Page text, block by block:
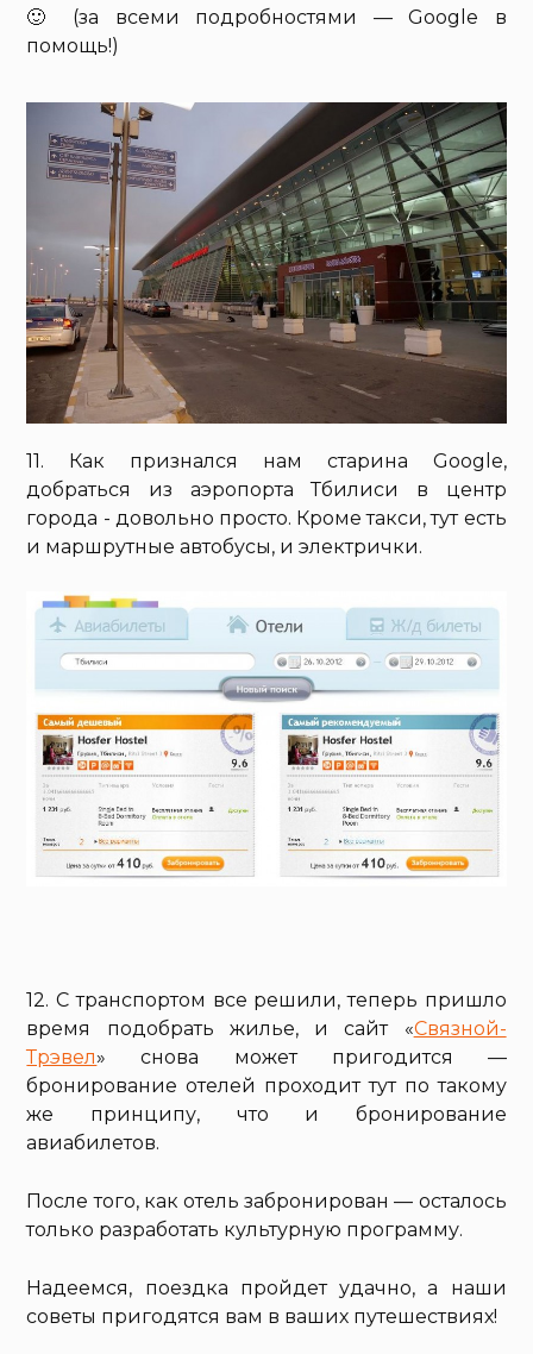
🙂 (за всеми подробностями — Google в
помощь!)
11. Как признался нам старина Google,
добраться из аэропорта Тбилиси в центр
города - довольно просто. Кроме такси, тут есть
и маршрутные автобусы, и электрички.
12. С транспортом все решили, теперь пришло
время подобрать жилье, и сайт «Связной-
Трэвел» снова может пригодится —
бронирование отелей проходит тут по такому
же принципу, что и бронирование
авиабилетов.
После того, как отель забронирован — осталось
только разработать культурную программу.
Надеемся, поездка пройдет удачно, а наши
советы пригодятся вам в ваших путешествиях!